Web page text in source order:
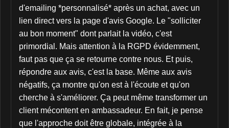
d'emailing *personnalisé* après un achat, avec un
lien direct vers la page d'avis Google. Le "solliciter
au bon moment" dont parlait la vidéo, c'est
primordial. Mais attention à la RGPD évidemment,
faut pas que ça se retourne contre nous. Et puis,
répondre aux avis, c'est la base. Même aux avis
négatifs, ça montre qu'on est à l'écoute et qu'on
cherche à s'améliorer. Ça peut même transformer un
client mécontent en ambassadeur. En fait, je pense
que l'approche doit être globale, intégrée à la